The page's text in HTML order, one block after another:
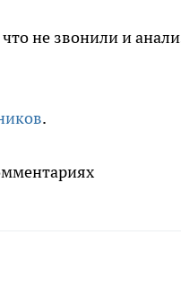
не звонили и
.